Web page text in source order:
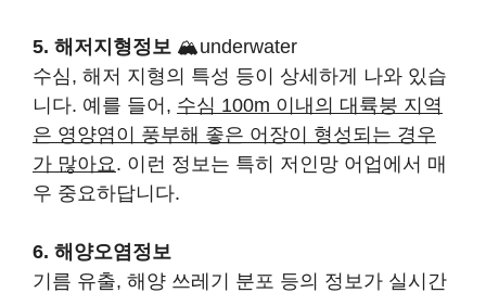
5. 해저지형정보 🏔️underwater
수심, 해저 지형의 특성 등이 상세하게 나와 있습
니다. 예를 들어, 수심 100m 이내의 대륙붕 지역
은 영양염이 풍부해 좋은 어장이 형성되는 경우
가 많아요 . 이런 정보는 특히 저인망 어업에서 매
우 중요하답니다.
6. 해양오염정보
기름 유출, 해양 쓰레기 분포 등의 정보가 실시간